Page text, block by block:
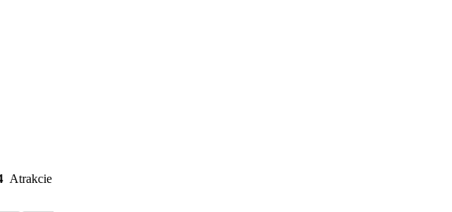
Atrakcie v okolí